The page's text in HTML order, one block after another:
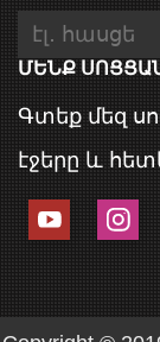
ՄԵՆՔ
Գտեք մեզ
էջերը և